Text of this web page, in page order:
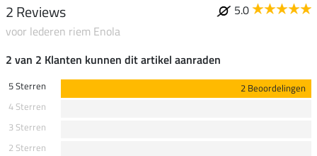
2 Reviews
5.0
voor lederen riem Enola
2 van 2 Klanten kunnen dit artikel aanraden
5 Sterren
2 Beoordelingen
4 Sterren
3 Sterren
2 Sterren